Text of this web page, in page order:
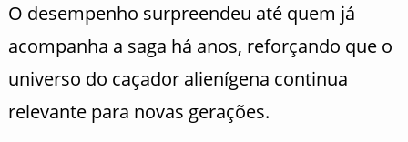
O desempenho surpreendeu até quem já
acompanha a saga há anos, reforçando que o
universo do caçador alienígena continua
relevante para novas gerações.